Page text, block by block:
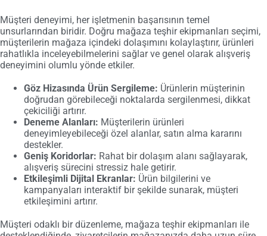
Müşteri deneyimi, her işletmenin başarısının temel
unsurlarından biridir. Doğru mağaza teşhir ekipmanları seçimi,
müşterilerin mağaza içindeki dolaşımını kolaylaştırır, ürünleri
rahatlıkla inceleyebilmelerini sağlar ve genel olarak alışveriş
deneyimini olumlu yönde etkiler.
Göz Hizasında Ürün Sergileme: Ürünlerin müşterinin
doğrudan görebileceği noktalarda sergilenmesi, dikkat
çekiciliği artırır.
Deneme Alanları: Müşterilerin ürünleri
deneyimleyebileceği özel alanlar, satın alma kararını
destekler.
Geniş Koridorlar: Rahat bir dolaşım alanı sağlayarak,
alışveriş sürecini stressiz hale getirir.
Etkileşimli Dijital Ekranlar: Ürün bilgilerini ve
kampanyaları interaktif bir şekilde sunarak, müşteri
etkileşimini artırır.
Müşteri odaklı bir düzenleme, mağaza teşhir ekipmanları ile